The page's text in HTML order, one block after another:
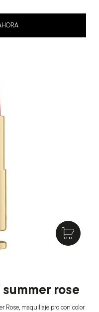
rose
Rose, maquillaje pro con color